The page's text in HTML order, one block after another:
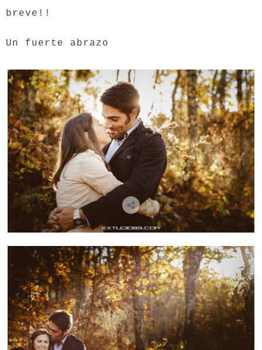
breve!!
Un fuerte abrazo